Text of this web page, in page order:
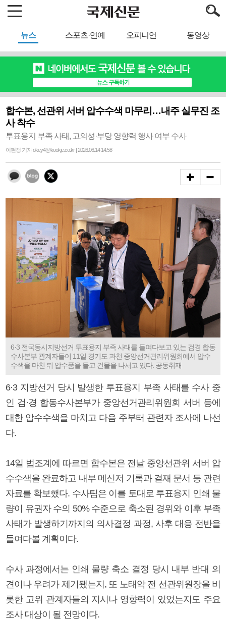
뉴스 스포츠·연예 오피니언 동영상
합수본, 선관위 서버 압수수색 마무리…내주 실무진 조
사 착수
투표용지 부족 사태, 고의성·부당 영향력 행사 여부 수사
이현정 기자 okey4@kookje.co.kr | 2026.06.14 14:58
6·3 전국동시지방선거 투표용지 부족 사태를 들여다보고 있는 검경 합동
수사본부 관계자들이 11일 경기도 과천 중앙선거관리위원회에서 압수
수색을 마친 뒤 압수품을 들고 건물을 나서고 있다. 공동취재
6·3 지방선거 당시 발생한 투표용지 부족 사태를 수사 중
인 검·경 합동수사본부가 중앙선거관리위원회 서버 등에
대한 압수수색을 마치고 다음 주부터 관련자 조사에 나선
다.
14일 법조계에 따르면 합수본은 전날 중앙선관위 서버 압
수수색을 완료하고 내부 메신저 기록과 결재 문서 등 관련
자료를 확보했다. 수사팀은 이를 토대로 투표용지 인쇄 물
량이 유권자 수의 50% 수준으로 축소된 경위와 이후 부족
사태가 발생하기까지의 의사결정 과정, 사후 대응 전반을
들여다볼 계획이다.
수사 과정에서는 인쇄 물량 축소 결정 당시 내부 반대 의
견이나 우려가 제기됐는지, 또 노태악 전 선관위원장을 비
롯한 고위 관계자들의 지시나 영향력이 있었는지도 주요
조사 대상이 될 전망이다.